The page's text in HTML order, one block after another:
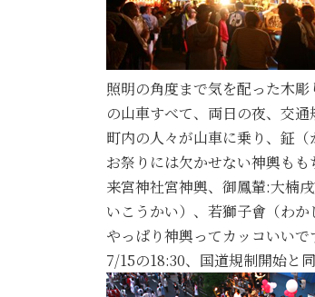
照明の角度まで気を配った木
の山車すべて、両日の夜、交
町内の人々が山車に乗り、鉦
お祭りには欠かせない神輿もも
来宮神社宮神輿、御鳳輦:大楠
いこうかい）、若獅子會（わ
やっぱり神輿ってカッコいい
7/15の18:30、国道規制開始と